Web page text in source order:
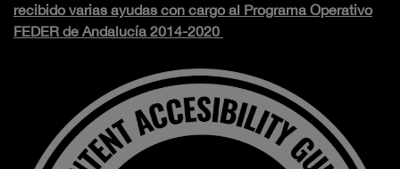
recibido varias ayudas con cargo al Programa Operativo
FEDER de Andalucía 2014-2020